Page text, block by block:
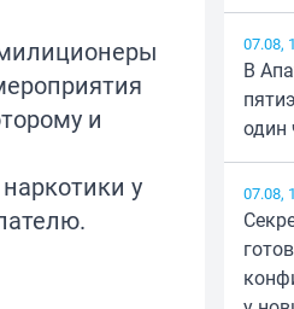
и
у
07.08,
В
один
07.08,